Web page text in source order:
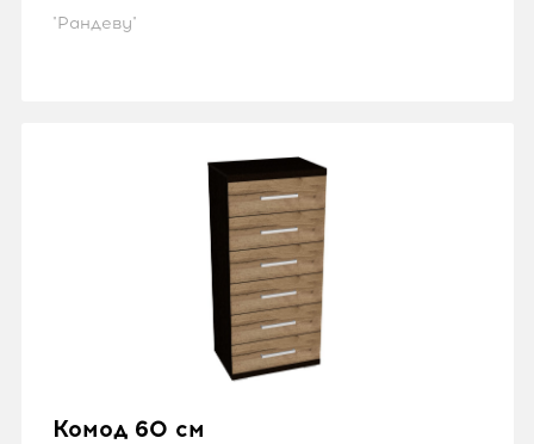
"Рандеву"
Комод 60 см